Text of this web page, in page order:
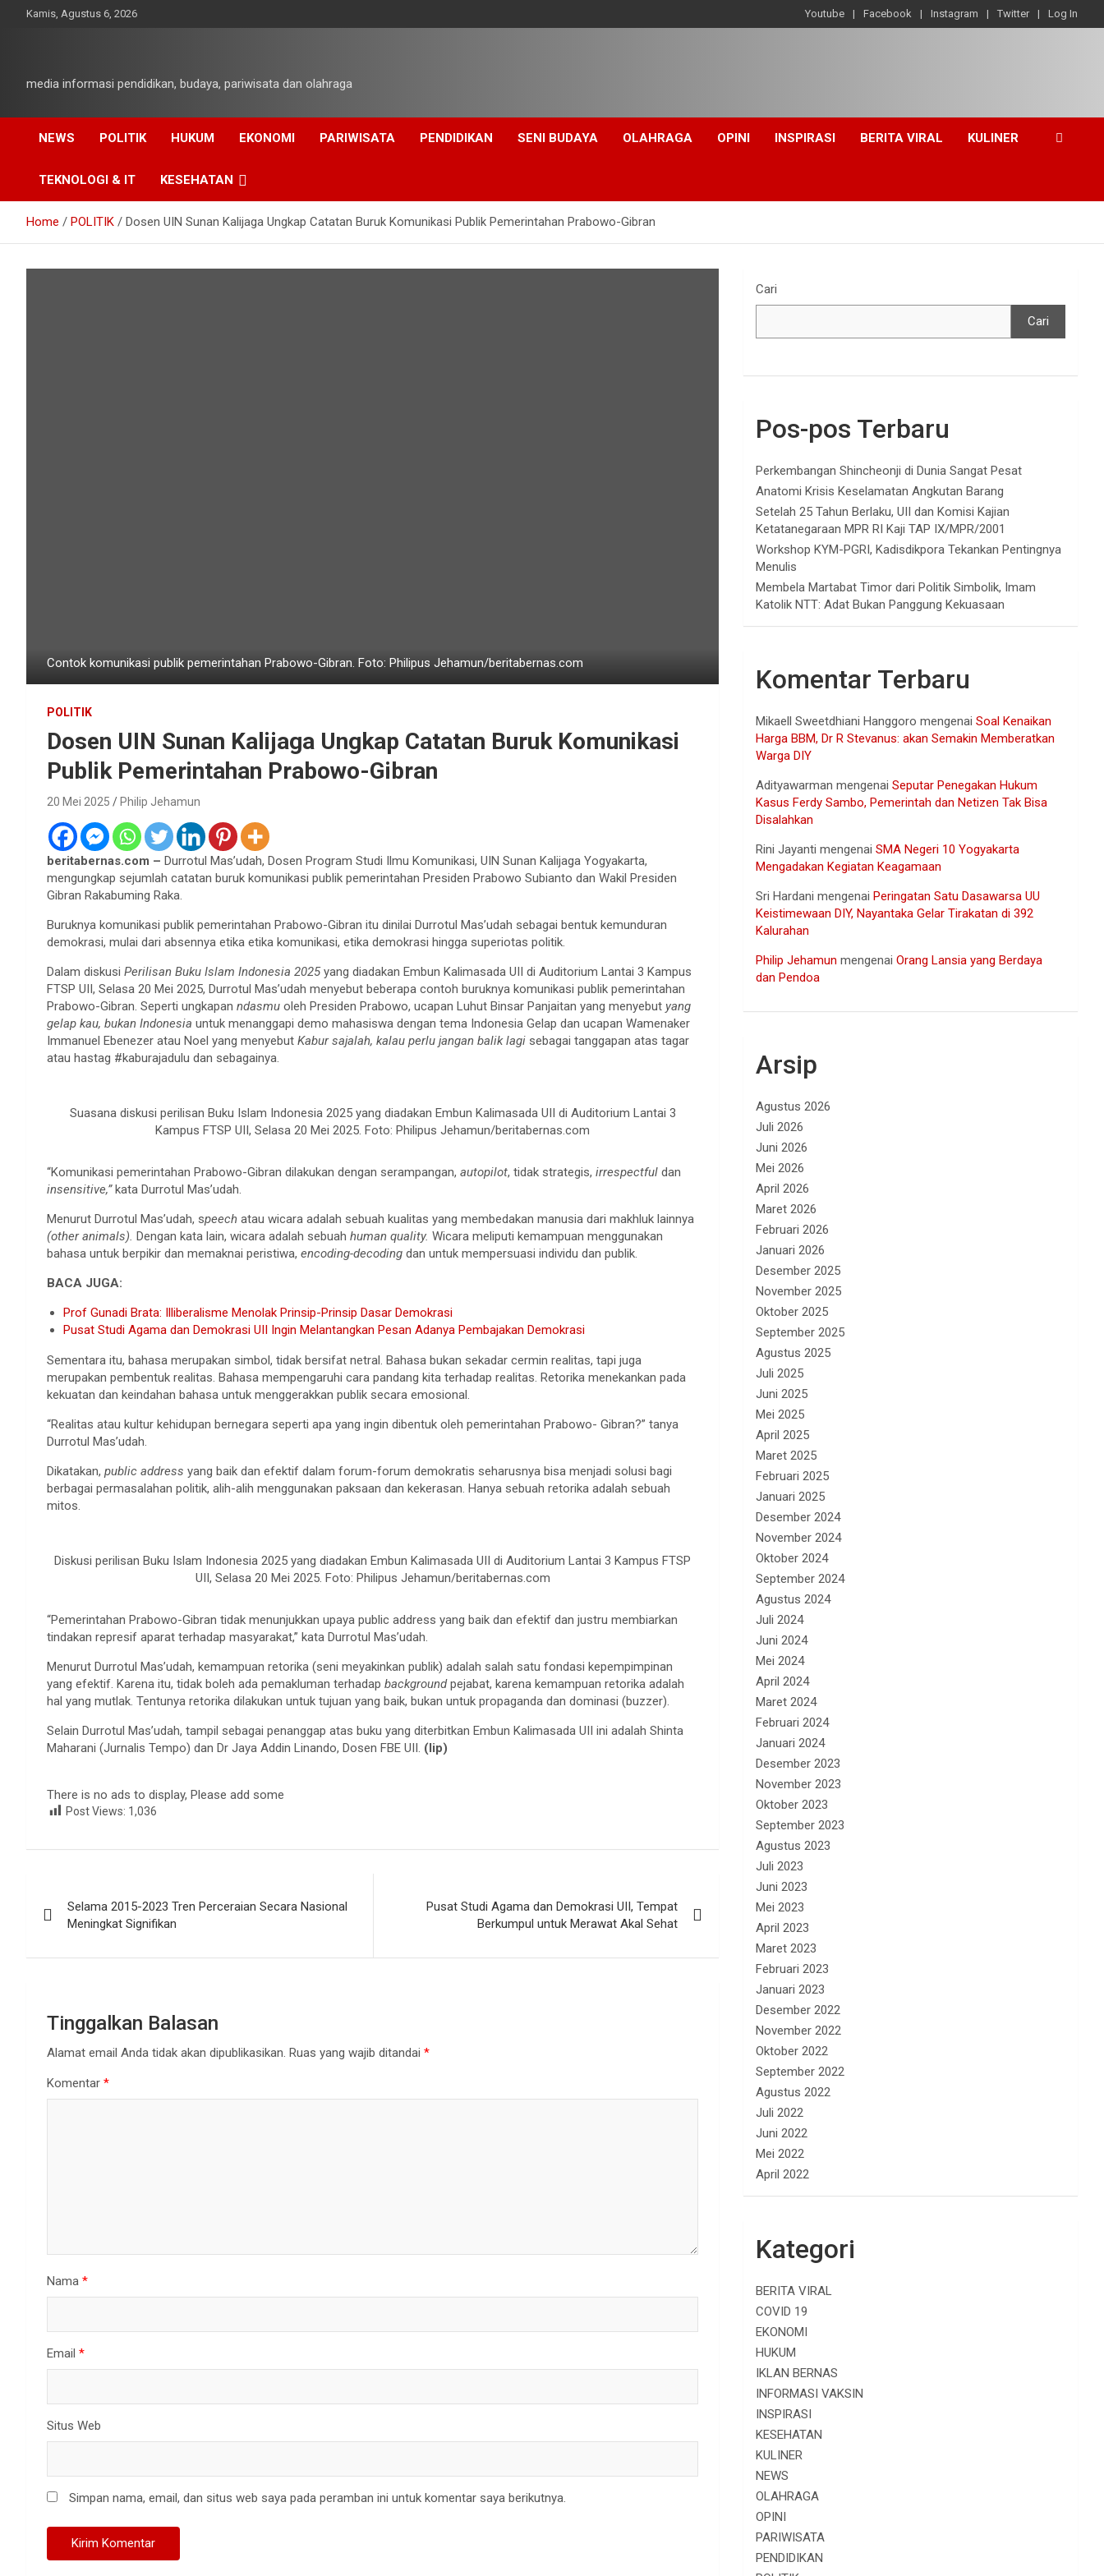
Kamis, Agustus 6, 2026 Youtube Facebook Instagram Twitter Log In
media informasi pendidikan, budaya, pariwisata dan olahraga
NEWS POLITIK HUKUM EKONOMI PARIWISATA PENDIDIKAN SENI BUDAYA OLAHRAGA OPINI INSPIRASI BERITA VIRAL KULINER
TEKNOLOGI & IT KESEHATAN
Home POLITIK Dosen UIN Sunan Kalijaga Ungkap Catatan Buruk Komunikasi Publik Pemerintahan Prabowo-Gibran
Contok komunikasi publik pemerintahan Prabowo-Gibran. Foto: Philipus Jehamun/beritabernas.com
POLITIK
Dosen UIN Sunan Kalijaga Ungkap Catatan Buruk Komunikasi
Publik Pemerintahan Prabowo-Gibran
20 Mei 2025 Philip Jehamun
beritabernas.com – Durrotul Mas’udah, Dosen Program Studi Ilmu Komunikasi, UIN Sunan Kalijaga Yogyakarta,
mengungkap sejumlah catatan buruk komunikasi publik pemerintahan Presiden Prabowo Subianto dan Wakil Presiden
Gibran Rakabuming Raka.
Buruknya komunikasi publik pemerintahan Prabowo-Gibran itu dinilai Durrotul Mas’udah sebagai bentuk kemunduran
demokrasi, mulai dari absennya etika etika komunikasi, etika demokrasi hingga superiotas politik.
Dalam diskusi Perilisan Buku Islam Indonesia 2025yang diadakan Embun Kalimasada UII di Auditorium Lantai 3 Kampus
FTSP UII, Selasa 20 Mei 2025, Durrotul Mas’udah menyebut beberapa contoh buruknya komunikasi publik pemerintahan
Prabowo-Gibran. Seperti ungkapan ndasmu oleh Presiden Prabowo, ucapan Luhut Binsar Panjaitan yang menyebut yang
gelap kau, bukan Indonesia untuk menanggapi demo mahasiswa dengan tema Indonesia Gelap dan ucapan Wamenaker
Immanuel Ebenezer atau Noel yang menyebut Kabur sajalah, kalau perlu jangan balik lagi sebagai tanggapan atas tagar
atau hastag #kaburajadulu dan sebagainya.
Suasana diskusi perilisan Buku Islam Indonesia 2025 yang diadakan Embun Kalimasada UII di Auditorium Lantai 3
Kampus FTSP UII, Selasa 20 Mei 2025. Foto: Philipus Jehamun/beritabernas.com
“Komunikasi pemerintahan Prabowo-Gibran dilakukan dengan serampangan, autopilot, tidak strategis, irrespectful dan
insensitive,”kata Durrotul Mas’udah.
Menurut Durrotul Mas’udah, speech atau wicara adalah sebuah kualitas yang membedakan manusia dari makhluk lainnya
(other animals). Dengan kata lain, wicara adalah sebuah human quality. Wicara meliputi kemampuan menggunakan
bahasa untuk berpikir dan memaknai peristiwa, encoding-decoding dan untuk mempersuasi individu dan publik.
BACA JUGA:
Prof Gunadi Brata: Illiberalisme Menolak Prinsip-Prinsip Dasar Demokrasi
Pusat Studi Agama dan Demokrasi UII Ingin Melantangkan Pesan Adanya Pembajakan Demokrasi
Sementara itu, bahasa merupakan simbol, tidak bersifat netral. Bahasa bukan sekadar cermin realitas, tapi juga
merupakan pembentuk realitas. Bahasa mempengaruhi cara pandang kita terhadap realitas. Retorika menekankan pada
kekuatan dan keindahan bahasa untuk menggerakkan publik secara emosional.
“Realitas atau kultur kehidupan bernegara seperti apa yang ingin dibentuk oleh pemerintahan Prabowo- Gibran?” tanya
Durrotul Mas’udah.
Dikatakan, public address yang baik dan efektif dalam forum-forum demokratis seharusnya bisa menjadi solusi bagi
berbagai permasalahan politik, alih-alih menggunakan paksaan dan kekerasan. Hanya sebuah retorika adalah sebuah
mitos.
Diskusi perilisan Buku Islam Indonesia 2025 yang diadakan Embun Kalimasada UII di Auditorium Lantai 3 Kampus FTSP
UII, Selasa 20 Mei 2025. Foto: Philipus Jehamun/beritabernas.com
“Pemerintahan Prabowo-Gibran tidak menunjukkan upaya public address yang baik dan efektif dan justru membiarkan
tindakan represif aparat terhadap masyarakat,” kata Durrotul Mas’udah.
Menurut Durrotul Mas’udah, kemampuan retorika (seni meyakinkan publik) adalah salah satu fondasi kepempimpinan
yang efektif. Karena itu, tidak boleh ada pemakluman terhadap backgroundpejabat, karena kemampuan retorika adalah
hal yang mutlak. Tentunya retorika dilakukan untuk tujuan yang baik, bukan untuk propaganda dan dominasi (buzzer).
Selain Durrotul Mas’udah, tampil sebagai penanggap atas buku yang diterbitkan Embun Kalimasada UII ini adalah Shinta
Maharani (Jurnalis Tempo) dan Dr Jaya Addin Linando, Dosen FBE UII. (lip)
There is no ads to display, Please add some
Post Views: 1,036
pos
Selama 2015-2023 Tren Perceraian Secara Nasional
Meningkat Signifikan
Pusat Studi Agama dan Demokrasi UII, Tempat
Berkumpul untuk Merawat Akal Sehat
Tinggalkan Balasan
Alamat email Anda tidak akan dipublikasikan. Ruas yang wajib ditandai *
Komentar *
Nama *
Email *
Situs Web
Simpan nama, email, dan situs web saya pada peramban ini untuk komentar saya berikutnya.
Cari
Cari
Pos-pos Terbaru
Perkembangan Shincheonji di Dunia Sangat Pesat
Anatomi Krisis Keselamatan Angkutan Barang
Setelah 25 Tahun Berlaku, UII dan Komisi Kajian
Ketatanegaraan MPR RI Kaji TAP IX/MPR/2001
Workshop KYM-PGRI, Kadisdikpora Tekankan Pentingnya
Menulis
Membela Martabat Timor dari Politik Simbolik, Imam
Katolik NTT: Adat Bukan Panggung Kekuasaan
Komentar Terbaru
Mikaell Sweetdhiani Hanggoro mengenaiSoal Kenaikan
Harga BBM, Dr R Stevanus: akan Semakin Memberatkan
Warga DIY
Adityawarman mengenaiSeputar Penegakan Hukum
Kasus Ferdy Sambo, Pemerintah dan Netizen Tak Bisa
Disalahkan
Rini Jayanti mengenaiSMA Negeri 10 Yogyakarta
Mengadakan Kegiatan Keagamaan
Sri Hardani mengenaiPeringatan Satu Dasawarsa UU
Keistimewaan DIY, Nayantaka Gelar Tirakatan di 392
Kalurahan
Philip Jehamun mengenaiOrang Lansia yang Berdaya
dan Pendoa
Arsip
Agustus 2026
Juli 2026
Juni 2026
Mei 2026
April 2026
Maret 2026
Februari 2026
Januari 2026
Desember 2025
November 2025
Oktober 2025
September 2025
Agustus 2025
Juli 2025
Juni 2025
Mei 2025
April 2025
Maret 2025
Februari 2025
Januari 2025
Desember 2024
November 2024
Oktober 2024
September 2024
Agustus 2024
Juli 2024
Juni 2024
Mei 2024
April 2024
Maret 2024
Februari 2024
Januari 2024
Desember 2023
November 2023
Oktober 2023
September 2023
Agustus 2023
Juli 2023
Juni 2023
Mei 2023
April 2023
Maret 2023
Februari 2023
Januari 2023
Desember 2022
November 2022
Oktober 2022
September 2022
Agustus 2022
Juli 2022
Juni 2022
Mei 2022
April 2022
Kategori
BERITA VIRAL
COVID 19
EKONOMI
HUKUM
IKLAN BERNAS
INFORMASI VAKSIN
INSPIRASI
KESEHATAN
KULINER
NEWS
OLAHRAGA
OPINI
PARIWISATA
PENDIDIKAN